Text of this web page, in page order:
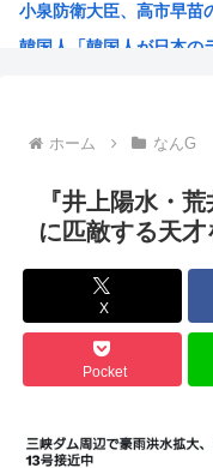
【悲報】米農家「もう無
小泉防衛大臣、高市早苗
韓国人「韓国人が日本の
【衝撃】 韓国人「箱根
ケンモメンの生きがい
夏場のロリコンおま●こ
ワールドトリガー、対A
名探偵プリキュア！ 反省
韓国人「日本の某全国チ
バイデン前米大統領（
「原爆はうそ」「放射線
ホーム なんG
『井上陽水・
に匹敵する天
X
Pocket